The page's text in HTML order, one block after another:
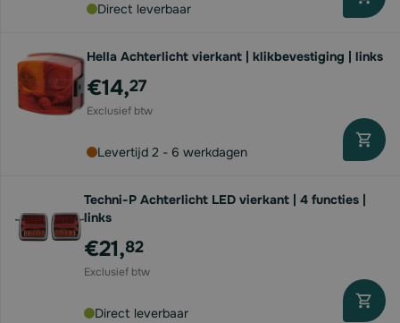
Direct leverbaar
Hella Achterlicht vierkant | klikbevestiging | links
€14,27
Levertijd 2 - 6 werkdagen
Techni-P Achterlicht LED vierkant | 4 functies |
links
€21,82
Direct leverbaar